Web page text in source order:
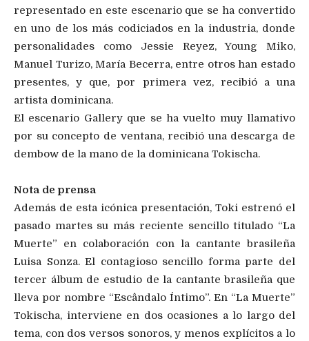
representado en este escenario que se ha convertido
en uno de los más codiciados en la industria, donde
personalidades como Jessie Reyez, Young Miko,
Manuel Turizo, María Becerra, entre otros han estado
presentes, y que, por primera vez, recibió a una
artista dominicana.
El escenario Gallery que se ha vuelto muy llamativo
por su concepto de ventana, recibió una descarga de
dembow de la mano de la dominicana Tokischa.
Nota de prensa
Además de esta icónica presentación, Toki estrenó el
pasado martes su más reciente sencillo titulado “La
Muerte” en colaboración con la cantante brasileña
Luisa Sonza. El contagioso sencillo forma parte del
tercer álbum de estudio de la cantante brasileña que
lleva por nombre “Escândalo Íntimo”. En “La Muerte”
Tokischa, interviene en dos ocasiones a lo largo del
tema, con dos versos sonoros, y menos explícitos a lo